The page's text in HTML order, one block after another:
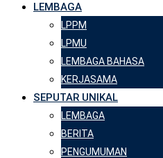
LEMBAGA
LPPM
LPMU
LEMBAGA BAHASA
KERJASAMA
SEPUTAR UNIKAL
LEMBAGA
BERITA
PENGUMUMAN